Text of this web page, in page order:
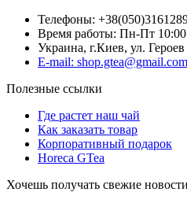
Телефоны:
Время работы: Пн-Пт
Украина, г.Киев, ул.
E-mail: shop.gtea@gmail.com
Полезные ссылки
Где растет наш чай
Как заказать товар
Корпоративный подарок
Horeca GTea
Хочешь получать свежие новости